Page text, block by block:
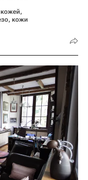
кожи